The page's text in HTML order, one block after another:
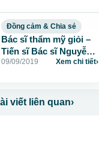
Đồng cảm & Chia sẻ
Bác sĩ thẩm mỹ giỏi –
Tiến sĩ Bác sĩ Nguyễn
Phan Tú Dung
09/09/2019 Xem chi tiết›
viết liên quan›